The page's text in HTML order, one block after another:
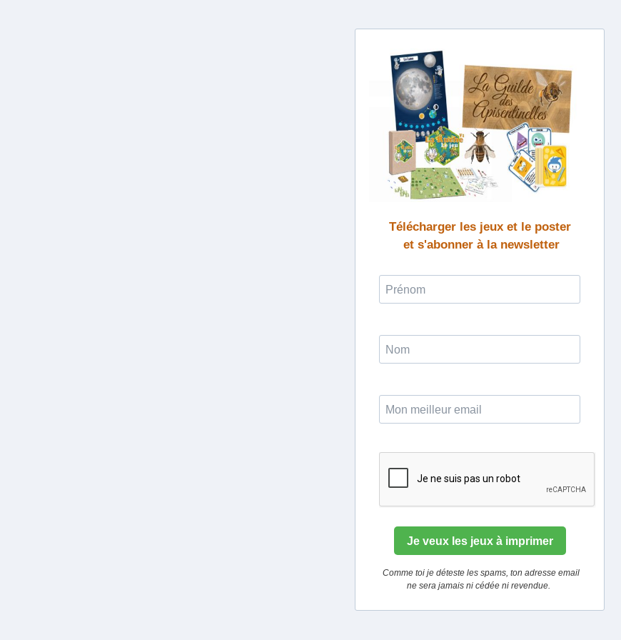
Télécharger les jeux et le poster
et s'abonner à la newsletter
Je veux les jeux à imprimer
Comme toi je déteste les spams, ton adresse email
ne sera jamais ni cédée ni revendue.